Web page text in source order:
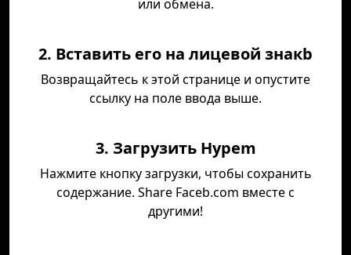
или обмена.
2. Вставить его на лицевой знакb
Возвращайтесь к этой странице и опустите
ссылку на поле ввода выше.
3. Загрузить Hypem
Нажмите кнопку загрузки, чтобы сохранить
содержание. Share Faceb.com вместе с
другими!